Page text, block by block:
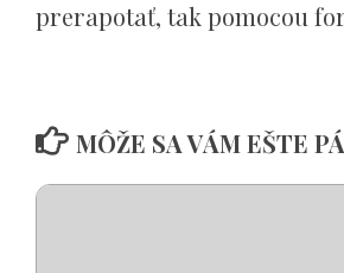
prerapotať, tak pomocou
MÔŽE SA VÁM EŠTE